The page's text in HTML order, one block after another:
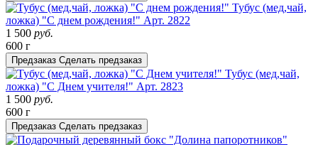
Тубус (мед,чай,
ложка) "С днем рождения!" Арт. 2822
1 500 руб.
600 г
Предзаказ Сделать предзаказ
Тубус (мед,чай,
ложка) "С Днем учителя!" Арт. 2823
1 500 руб.
600 г
Предзаказ Сделать предзаказ